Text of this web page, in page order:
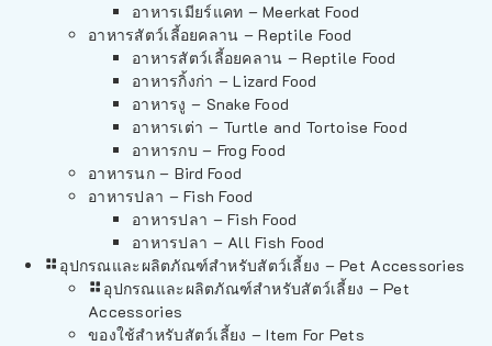
อาหารเมียร์แคท – Meerkat Food
อาหารสัตว์เลี้อยคลาน – Reptile Food
อาหารสัตว์เลี้อยคลาน – Reptile Food
อาหารกิ้งก่า – Lizard Food
อาหารงู – Snake Food
อาหารเต่า – Turtle and Tortoise Food
อาหารกบ – Frog Food
อาหารนก – Bird Food
อาหารปลา – Fish Food
อาหารปลา – Fish Food
อาหารปลา – All Fish Food
อุปกรณและผลิตภัณฑ์สำหรับสัตว์เลี้ยง – Pet Accessories
อุปกรณและผลิตภัณฑ์สำหรับสัตว์เลี้ยง – Pet
Accessories
ของใช้สำหรับสัตว์เลี้ยง – Item For Pets